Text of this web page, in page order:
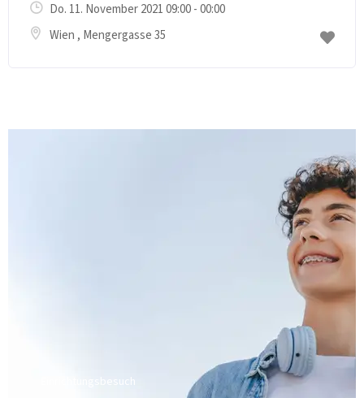
Do. 11. November 2021 09:00 - 00:00
Wien , Mengergasse 35
Einrichtungsbesuch